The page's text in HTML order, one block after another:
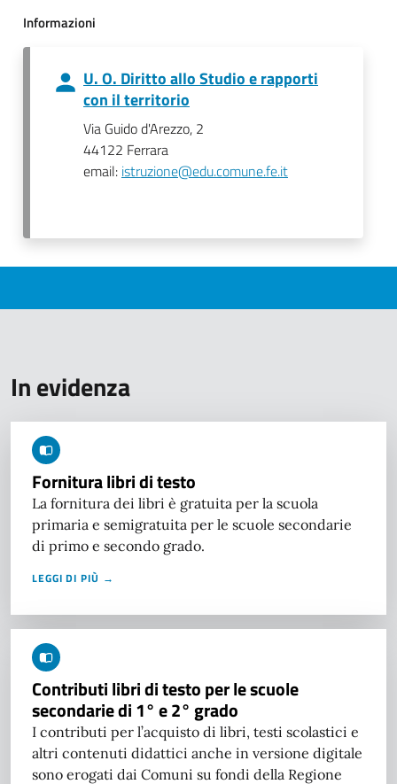
Informazioni
U. O. Diritto allo Studio e rapporti
con il territorio
Via Guido d'Arezzo, 2
44122 Ferrara
email: istruzione@edu.comune.fe.it
In evidenza
Fornitura libri di testo
La fornitura dei libri è gratuita per la scuola
primaria e semigratuita per le scuole secondarie
di primo e secondo grado.
LEGGI DI PIÙ →
Contributi libri di testo per le scuole
secondarie di 1° e 2° grado
I contributi per l’acquisto di libri, testi scolastici e
altri contenuti didattici anche in versione digitale
sono erogati dai Comuni su fondi della Regione